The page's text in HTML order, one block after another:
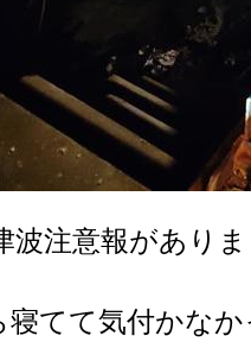
波注意報があり
てて気付かな